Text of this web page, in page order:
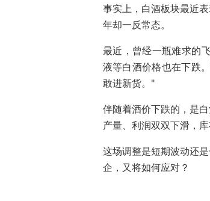
事实上，白酒板块最近
年却一反常态。
最近，曾经一瓶难求的
液等白酒价格也在下跌
敢进新货。"
伴随着酒价下跌的，是
产量、利润双双下滑，
这场调整是短期波动还
企，又将如何应对？